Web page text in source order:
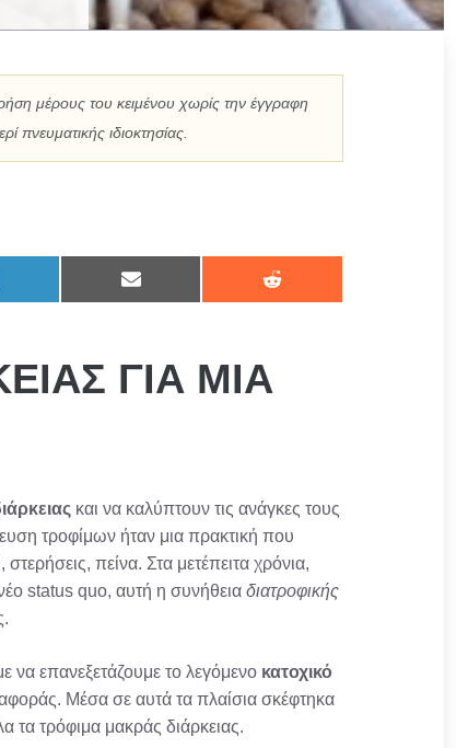
μέρους του κειμένου χωρίς την έγγραφη
πνευματικής ιδιοκτησίας.
Share
on
Share
on
ΓΙΑ ΜΙΑ
και να καλύπτουν τις ανάγκες τους
τροφίμων ήταν μια πρακτική που
πείνα. Στα μετέπειτα χρόνια,
status quo, αυτή η συνήθεια διατροφικής
να επανεξετάζουμε το λεγόμενο κατοχικό
Μέσα σε αυτά τα πλαίσια σκέφτηκα
τα τρόφιμα μακράς διάρκειας.